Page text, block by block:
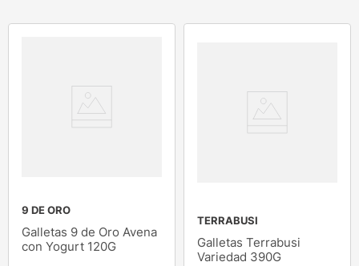
9 DE ORO
Galletas 9 de Oro Avena
con Yogurt 120G
TERRABUSI
Galletas Terrabusi
Variedad 390G